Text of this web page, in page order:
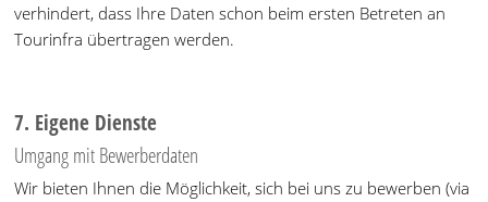
verhindert, dass Ihre Daten schon beim ersten Betreten an
Tourinfra übertragen werden.
7. Eigene Dienste
Umgang mit Bewerberdaten
Wir bieten Ihnen die Möglichkeit, sich bei uns zu bewerben (via